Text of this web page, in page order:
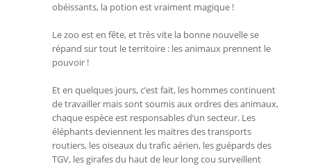
obéissants, la potion est vraiment magique !
Le zoo est en fête, et très vite la bonne nouvelle se
répand sur tout le territoire : les animaux prennent le
pouvoir !
Et en quelques jours, c’est fait, les hommes continuent
de travailler mais sont soumis aux ordres des animaux,
chaque espèce est responsables d’un secteur. Les
éléphants deviennent les maitres des transports
routiers, les oiseaux du trafic aérien, les guépards des
TGV, les girafes du haut de leur long cou surveillent